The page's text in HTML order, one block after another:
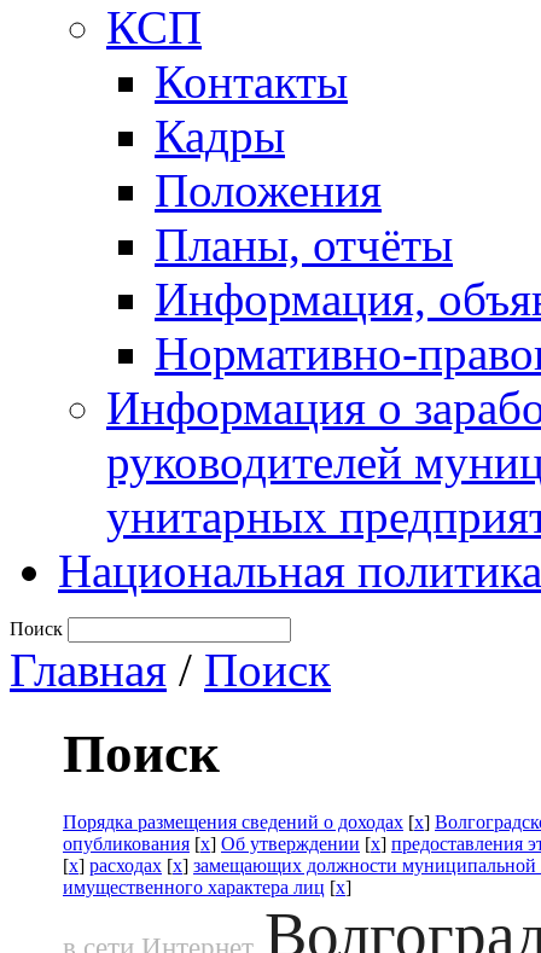
КСП
Контакты
Кадры
Положения
Планы, отчёты
Информация,
Нормативно-
Информация о
руководителей
унитарных
Национальная политика
Поиск
Главная / Поиск
Поиск
Порядка размещения сведений о доходах [x]
опубликования [x] Об утверждении [x] предоставления
[x] расходах [x] замещающих должности
имущественного характера лиц [x]